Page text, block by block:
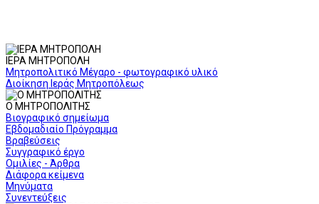
ΙΕΡΑ ΜΗΤΡΟΠΟΛΗ
Μητροπολιτικό Μέγαρο - φωτογραφικό υλικό
Διοίκηση Ιεράς Μητροπόλεως
Ο ΜΗΤΡΟΠΟΛΙΤΗΣ
Βιογραφικό σημείωμα
Εβδομαδιαίο Πρόγραμμα
Βραβεύσεις
Συγγραφικό έργο
Ομιλίες - Άρθρα
Διάφορα κείμενα
Μηνύματα
Συνεντεύξεις